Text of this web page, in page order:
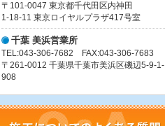
〒101-0047 東京都千代田区内神田
1-18-11 東京ロイヤルプラザ417号室
千葉 美浜営業所
TEL:043-306-7682 FAX:043-306-7683
〒261-0012 千葉県千葉市美浜区磯辺5-9-1-
908